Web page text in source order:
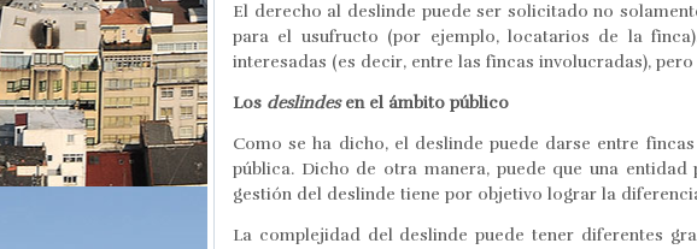
El derecho al deslinde puede ser solicitado no
para el usufructo (por ejemplo, locatarios de la
interesadas (es decir, entre las fincas involucradas),
Los deslindesen el ámbito público
Como se ha dicho, el deslinde puede darse entre
pública. Dicho de otra manera, puede que una
gestión del deslinde tiene por objetivo lograr la
La complejidad del deslinde puede tener diferentes